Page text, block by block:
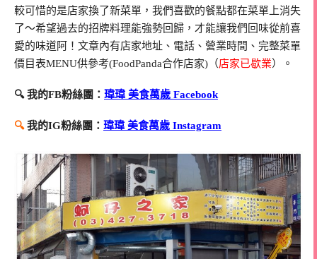
較可惜的是店家換了新菜單，我們喜歡的餐點都在菜單上消失
了～希望過去的招牌料理能強勢回歸，才能讓我們回味從前喜
愛的味道阿！文章內有店家地址、電話、營業時間、完整菜單
價目表MENU供參考(FoodPanda合作店家)（店家已歇業）。
🔍 我的FB粉絲團： 瑋瑋 美食萬歲 Facebook
🔍我的IG粉絲團： 瑋瑋 美食萬歲 Instagram